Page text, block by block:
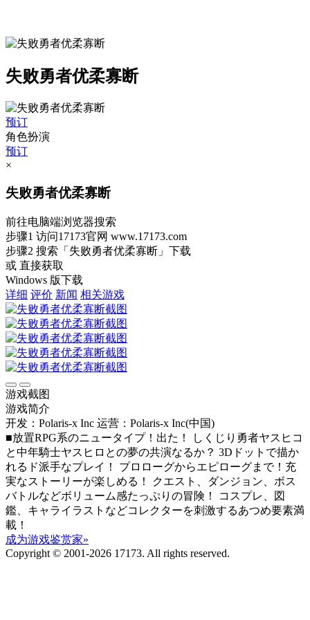
失败勇者优柔寡断
预订
角色扮演
预订
×
失败勇者优柔寡断
前往电脑端浏览器搜索
步骤1 访问17173官网 www.17173.com
步骤2 搜索 「失败勇者优柔寡断」 下载
或 直接获取
Windows 版下载
详细 评价 新闻 相关游戏
游戏截图
游戏简介
开发：Polaris-x Inc 运营：Polaris-x Inc(中国)
■放置RPG系のニュータイプ！出た！ しくじり勇者ヤスヒコ
と中年騎士ヤスヒロとの夢の共演なるか？ 3Dドットで描か
れるド派手なプレイ！ プロローグからエピローグまで！充
実なストーリーが楽しめる！ クエスト、ダンジョン、ボス
バトルなどボリューム感たっぷりの冒険！ コスプレ、図
鑑、キャライラストなどコレクターを刺激するあつめ要素満
載！
成为游戏鉴赏家»
Copyright © 2001-2026 17173. All rights reserved.